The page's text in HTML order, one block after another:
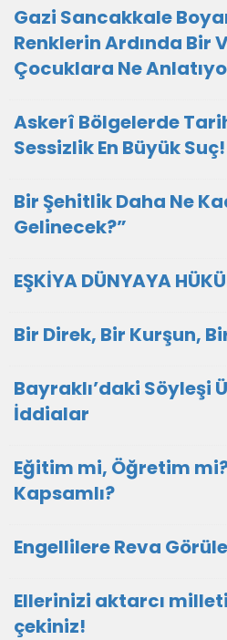
Gazi Sancakkale
Renklerin Ardında Bir
Çocuklara Ne
Askerî Bölgelerde
Sessizlik En Büyük Suç!
Bir Şehitlik Daha Ne
Gelinecek?”
EŞKİYA DÜNYAYA
Bir Direk, Bir Kurşun,
Bayraklı’daki Söyleşi
İddialar
Eğitim mi, Öğretim
Kapsamlı?
Engellilere Reva
Ellerinizi aktarcı
çekiniz!